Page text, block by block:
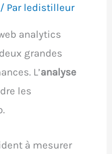
/ Par ledistilleur
analytics
grandes
L’analyse
les
à mesurer